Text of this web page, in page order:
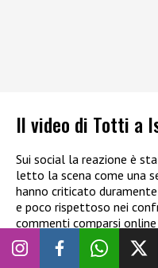
Il video di Totti a
Sui social la reazione è
letto la scena come una
hanno criticato
e poco rispettoso nei
commenti comparsi
diverse : c’è chi definisce la
invece la boccia senza